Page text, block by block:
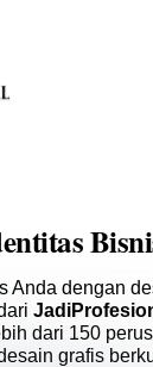
Anda dengan
dari 150
grafis